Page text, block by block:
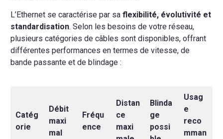
L’Ethernet se caractérise par sa flexibilité, évolutivité et
standardisation. Selon les besoins de votre réseau,
plusieurs catégories de câbles sont disponibles, offrant
différentes performances en termes de vitesse, de
bande passante et de blindage :
Catég
orie
Débit
maxi
mal
Fréqu
ence
Distan
ce
maxi
Blinda
ge
possi
Usag
e
reco
mman